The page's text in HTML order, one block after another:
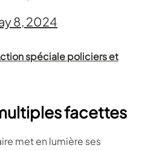
8, 2024
spéciale policiers et
facettes
met en lumière ses